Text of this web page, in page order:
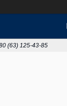
(63) 125-43-85